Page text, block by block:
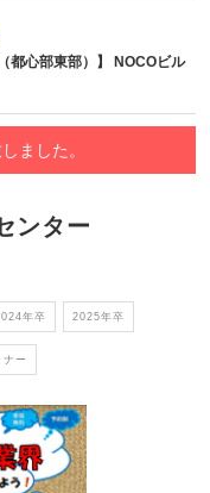
都心部東部）】 NOCOビル
ました。
ンター
年卒 2025年卒
ナー